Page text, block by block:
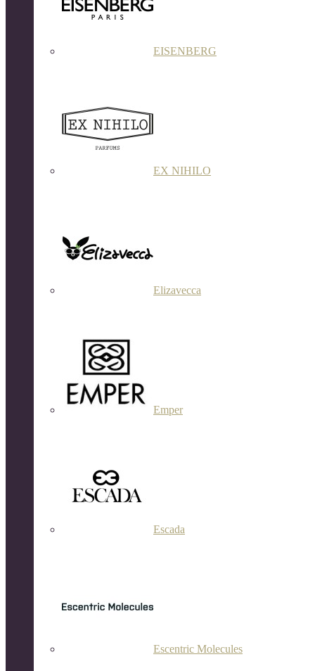
EISENBERG
EX NIHILO
Elizavecca
Emper
Escada
Escentric Molecules